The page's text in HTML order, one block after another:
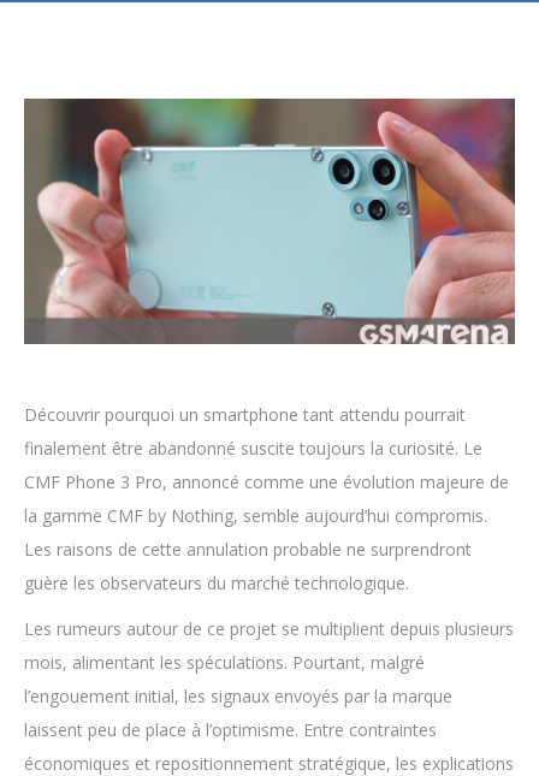
Découvrir pourquoi un smartphone tant attendu pourrait
finalement être abandonné suscite toujours la curiosité. Le
CMF Phone 3 Pro, annoncé comme une évolution majeure de
la gamme CMF by Nothing, semble aujourd’hui compromis.
Les raisons de cette annulation probable ne surprendront
guère les observateurs du marché technologique.
Les rumeurs autour de ce projet se multiplient depuis plusieurs
mois, alimentant les spéculations. Pourtant, malgré
l’engouement initial, les signaux envoyés par la marque
laissent peu de place à l’optimisme. Entre contraintes
économiques et repositionnement stratégique, les explications